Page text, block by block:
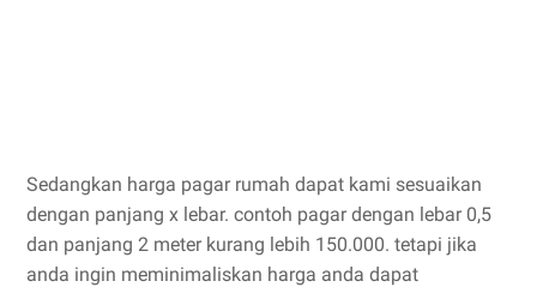
Sedangkan harga pagar rumah dapat kami sesuaikan
dengan panjang x lebar. contoh pagar dengan lebar 0,5
dan panjang 2 meter kurang lebih 150.000. tetapi jika
anda ingin meminimaliskan harga anda dapat